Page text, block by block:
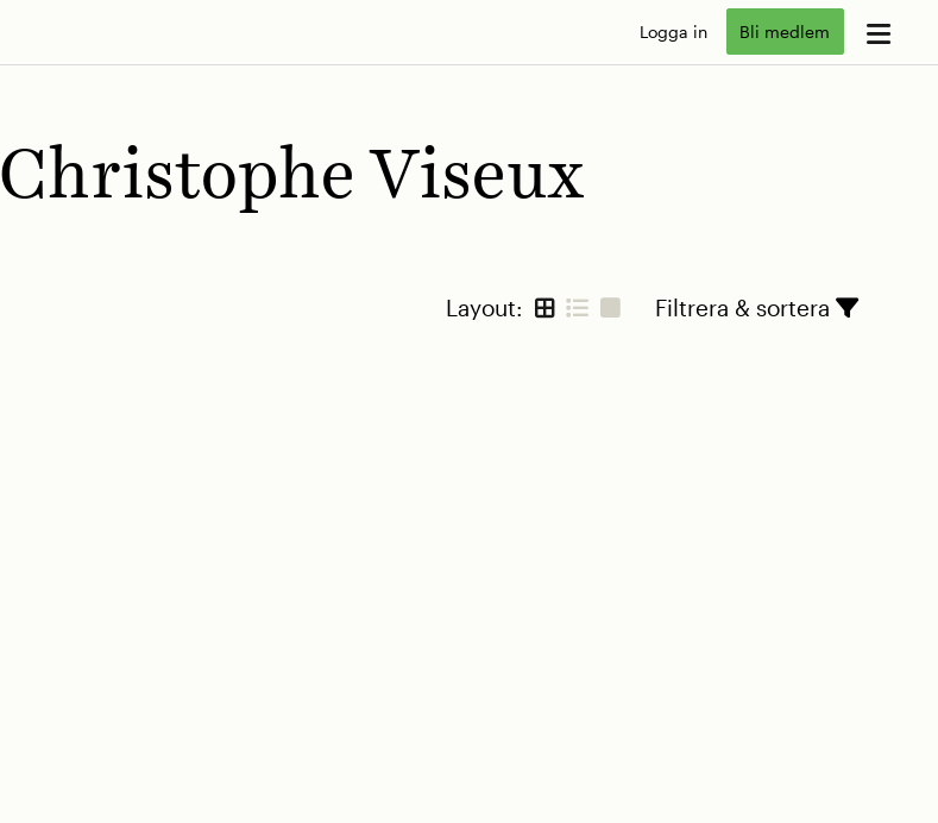
Logga in Bli medlem
Christophe Viseux
Layout: Filtrera & sortera